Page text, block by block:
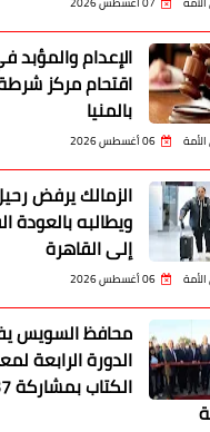
الإعدام
اقتحام مركز
بالمنيا
06 أغسطس 2026
الزمالك يرفض
ويطالبه بالعودة
إلى القاهرة
06 أغسطس 2026
محافظ السويس
الدورة الرابعة